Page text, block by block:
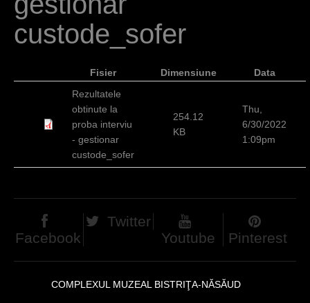
r
e
e
custode_sofer
Fisier Dimensiune
Data
Rezultatele
obtinute la
proba interviu
- gestionar
custode_sofer
254.12
KB
Thu,
6/30/2022
1:09pm
Facebook
Twitter
Youtube
Pinterest
COMPLEXUL MUZEAL BISTRIŢA-NĂSĂUD